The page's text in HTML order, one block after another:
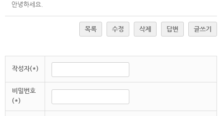
안녕하세요.
목록 수정 삭제 답변 글쓰기
작성자(*)
비밀번호
(*)